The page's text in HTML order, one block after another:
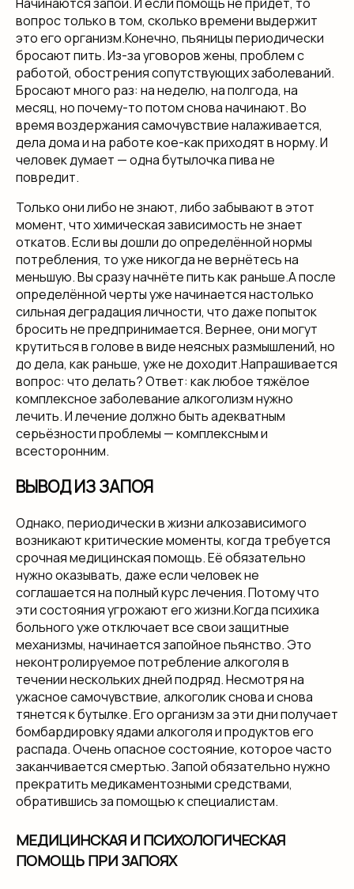
вопрос только в том, сколько времени выдержит
это его организм.Конечно, пьяницы периодически
бросают пить. Из-за уговоров жены, проблем с
работой, обострения сопутствующих заболеваний.
Бросают много раз: на неделю, на полгода, на
месяц, но почему-то потом снова начинают. Во
время воздержания самочувствие налаживается,
дела дома и на работе кое-как приходят в норму. И
человек думает — одна бутылочка пива не
повредит.
Только они либо не знают, либо забывают в этот
момент, что химическая зависимость не знает
откатов. Если вы дошли до определённой нормы
потребления, то уже никогда не вернётесь на
меньшую. Вы сразу начнёте пить как раньше.А после
определённой черты уже начинается настолько
сильная деградация личности, что даже попыток
бросить не предпринимается. Вернее, они могут
крутиться в голове в виде неясных размышлений, но
до дела, как раньше, уже не доходит.Напрашивается
вопрос: что делать? Ответ: как любое тяжёлое
комплексное заболевание алкоголизм нужно
лечить. И лечение должно быть адекватным
серьёзности проблемы — комплексным и
всесторонним.
ВЫВОД ИЗ ЗАПОЯ
Однако, периодически в жизни алкозависимого
возникают критические моменты, когда требуется
срочная медицинская помощь. Её обязательно
нужно оказывать, даже если человек не
соглашается на полный курс лечения. Потому что
эти состояния угрожают его жизни.Когда психика
больного уже отключает все свои защитные
механизмы, начинается запойное пьянство. Это
неконтролируемое потребление алкоголя в
течении нескольких дней подряд. Несмотря на
ужасное самочувствие, алкоголик снова и снова
тянется к бутылке. Его организм за эти дни получает
бомбардировку ядами алкоголя и продуктов его
распада. Очень опасное состояние, которое часто
заканчивается смертью. Запой обязательно нужно
прекратить медикаментозными средствами,
обратившись за помощью к специалистам.
МЕДИЦИНСКАЯ И ПСИХОЛОГИЧЕСКАЯ
ПОМОЩЬ ПРИ ЗАПОЯХ